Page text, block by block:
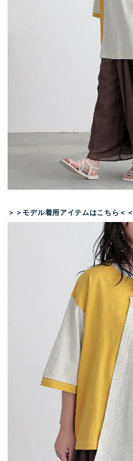
＞＞モデル着用アイテムはこちら＜＜